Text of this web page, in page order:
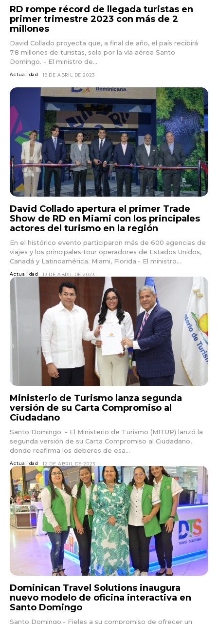
RD rompe récord de llegada turistas en
primer trimestre 2023 con más de 2
millones
David Collado proyecta que, a final de año, el país recibirá
7.8 millones de turistas, solo por la vía aérea Santo
Domingo. - El ministro de...
Actualidad 19 DE ABRIL DE 2023
David Collado apertura el primer Trade
Show de RD en Miami con los principales
actores del turismo en la región
En el histórico evento participaron más de 600 agencias de
viajes y los principales tour operadores de Estados Unidos,
Canadá y Latinoamérica. Miami, Florida.- El ministro...
Actualidad 13 DE ABRIL DE 2023
Ministerio de Turismo lanza segunda
versión de su Carta Compromiso al
Ciudadano
Santo Domingo. - El Ministerio de Turismo (MITUR) lanzó la
segunda versión de su Carta Compromiso al Ciudadano,
donde reafirma los deberes de esa...
Actualidad 12 DE ABRIL DE 2023
Dominican Travel Solutions inaugura
nuevo modelo de oficina interactiva en
Santo Domingo
Santo Domingo.- Fieles a su compromiso de ofrecer un